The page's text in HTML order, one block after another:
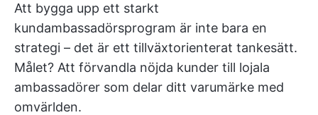
Att bygga upp ett starkt
kundambassadörsprogram är inte bara en
strategi – det är ett tillväxtorienterat tankesätt.
Målet? Att förvandla nöjda kunder till lojala
ambassadörer som delar ditt varumärke med
omvärlden.